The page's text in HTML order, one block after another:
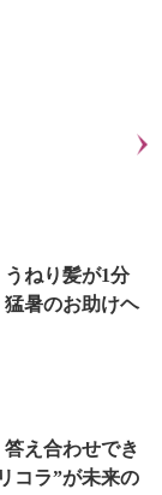
うねり髪が1分
暑のお助けヘ
答え合わせでき
コラ”が未来の